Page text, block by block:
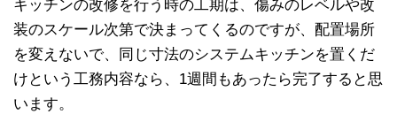
キッチンの改修を行う時の工期は、傷みのレベルや改
装のスケール次第で決まってくるのですが、配置場所
を変えないで、同じ寸法のシステムキッチンを置くだ
けという工務内容なら、1週間もあったら完了すると思
います。